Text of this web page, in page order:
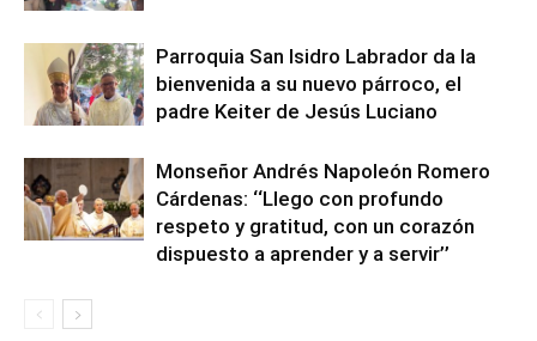
Parroquia San Isidro Labrador da la
bienvenida a su nuevo párroco, el
padre Keiter de Jesús Luciano
Monseñor Andrés Napoleón Romero
Cárdenas: ‘‘Llego con profundo
respeto y gratitud, con un corazón
dispuesto a aprender y a servir’’